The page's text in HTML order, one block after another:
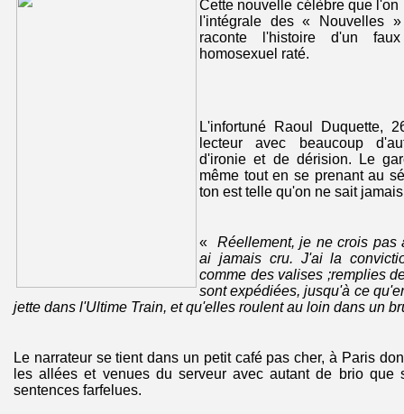
Cette nouvelle célèbre que l'on
l'intégrale des « Nouvelles
raconte l'histoire d'un
homosexuel raté.
L'infortuné Raoul Duquette,
lecteur avec beaucoup
d'ironie et de dérision. Le
même tout en se prenant au
ton est telle qu'on ne sait
« Réellement, je ne crois pas
ai jamais cru. J'ai la
comme des valises ;remplies
sont expédiées, jusqu'à ce
jette dans l'Ultime Train, et qu'elles roulent au loin dans un
Le narrateur se tient dans un petit café pas cher, à Paris
les allées et venues du serveur avec autant de brio que
sentences farfelues.